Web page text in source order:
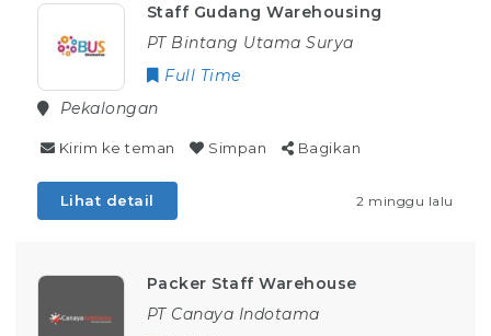
Staff Gudang Warehousing
PT Bintang Utama Surya
Full Time
Pekalongan
Kirim ke teman Simpan Bagikan
Lihat detail 2 minggu lalu
Packer Staff Warehouse
PT Canaya Indotama